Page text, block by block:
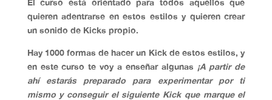
El curso está orientado para todos aquellos que
quieren adentrarse en estos estilos y quieren crear
un sonido de Kicks propio.
Hay 1000 formas de hacer un Kick de estos estilos, y
en este curso te voy a enseñar algunas ¡A partir de
ahí estarás preparado para experimentar por ti
mismo y conseguir el siguiente Kick que marque el